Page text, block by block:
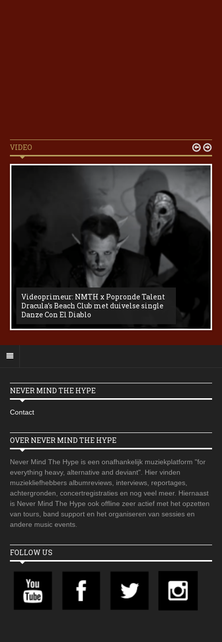
VIDEO
Videoprimeur: NMTH x Popronde Talent
Dracula’s Beach Club met duivelse single
Danze Con El Diablo
 
NEVER MIND THE HYPE
Contact
OVER NEVER MIND THE HYPE
Never Mind The Hype is een onafhankelijk muziekplatform "for
everything heavy, alternative and deviant". Hier vinden
muziekliefhebbers albumreviews, interviews, reportages,
achtergronden, concertregistraties en nog veel meer. Hiernaast
is Never Mind The Hype ook offline zeer actief met het opzetten
van tours, band support en het organiseren van sessies en
andere music events.
FOLLOW US